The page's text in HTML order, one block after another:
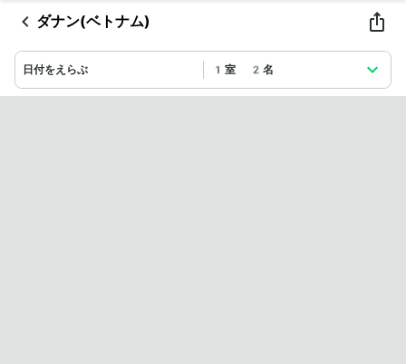
ダナン(ベトナム)
日付をえらぶ 1室 2名